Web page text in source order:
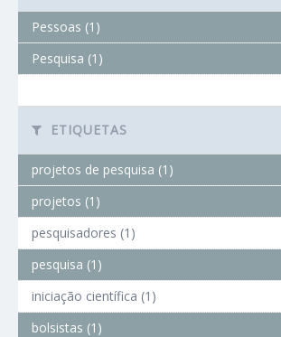
Pessoas (1)
Pesquisa (1)
ETIQUETAS
projetos de pesquisa (1)
projetos (1)
pesquisadores (1)
pesquisa (1)
iniciação científica (1)
bolsistas (1)